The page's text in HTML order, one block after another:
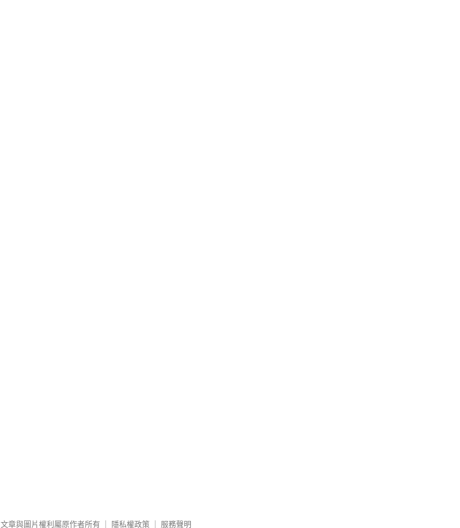
文章與圖片權利屬原作者所有 隱私權政策 服務聲明